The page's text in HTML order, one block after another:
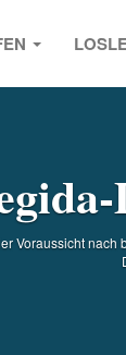
Voraussicht